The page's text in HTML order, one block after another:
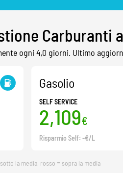
Carburanti
ogni 4,0 giorni. Ultimo
Gasolio
SELF SERVICE
2,109€
Risparmio Self: -€/L
la media, rosso = sopra la media